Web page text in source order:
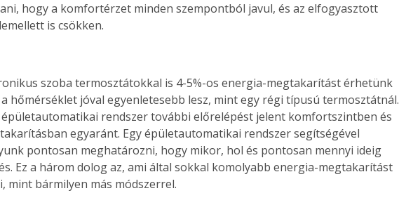
hogy a komfortérzet minden szempontból javul, és az elfogyasztott
is csökken.
szoba termosztátokkal is 4-5%-os energia-megtakarítást érhetünk
hőmérséklet jóval egyenletesebb lesz, mint egy régi típusú termosztátnál.
épületautomatikai rendszer további előrelépést jelent komfortszintben és
egyaránt. Egy épületautomatikai rendszer segítségével
pontosan meghatározni, hogy mikor, hol és pontosan mennyi ideig
Ez a három dolog az, ami által sokkal komolyabb energia-megtakarítást
mint bármilyen más módszerrel.